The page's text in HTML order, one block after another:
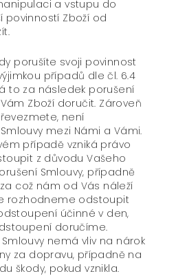
a vstupu do
povinností Zboží od
porušíte svoji povinnost
případů dle čl. 6.4
to za následek porušení
Zboží doručit. Zároveň
není
mezi Námi a Vámi.
případě vzniká právo
z důvodu Vašeho
Smlouvy, případně
což nám od Vás náleží
rozhodneme odstoupit
účinné v den,
doručíme.
nemá vliv na nárok
za dopravu, případně na
škody, pokud vznikla.